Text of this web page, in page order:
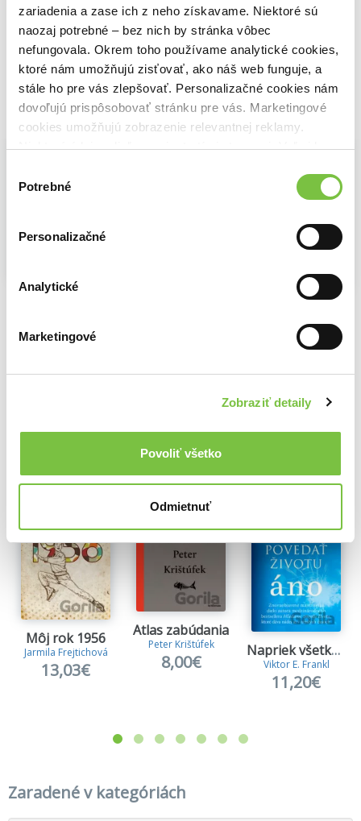
zariadenia a zase ich z neho získavame. Niektoré sú
naozaj potrebné – bez nich by stránka vôbec
nefungovala. Okrem toho používame analytické cookies,
ktoré nám umožňujú zisťovať, ako náš web funguje, a
stále ho pre vás zlepšovať. Personalizačné cookies nám
dovoľujú prispôsobovať stránku pre vás. Marketingové
cookies umožňujú zobrazenie relevantnej reklamy.
Niektoré údaje zdieľame aj s tretími stranami. Veľmi by
cookies.
súhlasu
Potrebné
Personalizačné
Analytické
Marketingové
Zobraziť detaily
Povoliť všetko
Odmietnuť
Filip Müller
11,40€ 14,10€
Wendy Holden
16,00€
Vybrané pre teba
Odsúdení prežiť
16,00€
Na sklade
11,60€
Môj rok 1956
Jarmila Frejtichová
13,03€
Atlas zabúdania
Peter Krištúfek
8,00€
Napriek všetkému povedať životu áno
Viktor E. Frankl
11,20€
Zaradené v kategóriách